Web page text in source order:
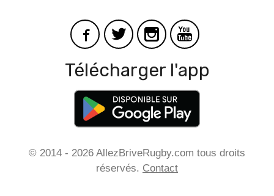
Télécharger l'app
© 2014 - 2026 AllezBriveRugby.com tous droits
réservés. Contact